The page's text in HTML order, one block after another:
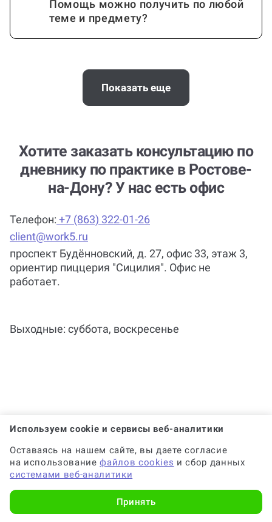
Помощь можно получить по любой
теме и предмету?
Помощь с услугой Дневник по
практике нужна срочно
(консультация по Дневнику по
Можно ли вернуть деньги?
Как работает гарантия?
Показать еще
Хотите заказать консультацию по
дневнику по практике в Ростове-
на-Дону? У нас есть офис
Телефон: +7 (863) 322-01-26
client@work5.ru
проспект Будённовский, д. 27, офис 33, этаж 3,
ориентир пиццерия "Сицилия". Офис не
работает.
Выходные: суббота, воскресенье
Используем cookie и сервисы веб-аналитики
Оставаясь на нашем сайте, вы даете согласие
на использованиефайлов cookies и сбор данных
системами веб-аналитики
Принять